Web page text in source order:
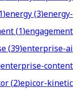
)energy(3)energy-
(1)engagement
(39)enterprise-ai
enterprise-content
(2)epicor-kinetic